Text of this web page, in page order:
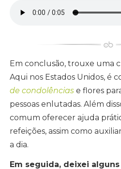
Em conclusão, trouxe uma
Aqui nos Estados Unidos, é
de condolências e flores
pessoas enlutadas. Além
comum oferecer ajuda
refeições, assim como
a dia.
Em seguida, deixei